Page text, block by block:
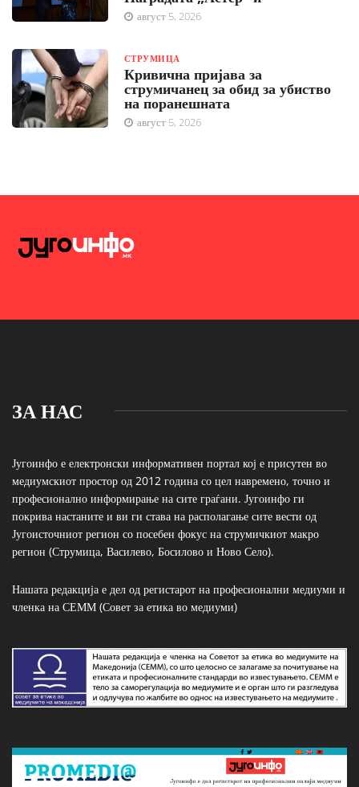
август 5, 2026
СТРУМИЦА
Кривична пријава за
струмичанец за обид за убиство
на поранешната
август 5, 2026
ЗА НАС
Југоинфо е електронски информативен портал кој е присутен во
медиумскиот простор од 2012 година со цел навремено, точно и
професионално информирање на сите граѓани. Југоинфо ги
покрива настаните и ви ги става на располагање сите вести од
Југоисточниот регион со посебен фокус на струмичкиот макро
регион (Струмица, Василево, Босилово и Ново Село).
Нашата редакција е дел од регистарот на професионални медиуми и
членка на СЕММ (Совет за етика во медиуми)